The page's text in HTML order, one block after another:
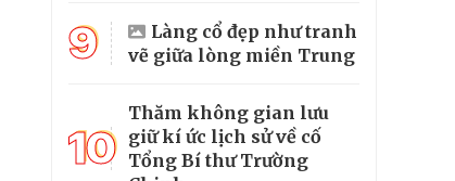
9
Làng cổ đẹp như tranh
vẽ giữa lòng miền Trung
10
Thăm không gian lưu
giữ kí ức lịch sử về cố
Tổng Bí thư Trường